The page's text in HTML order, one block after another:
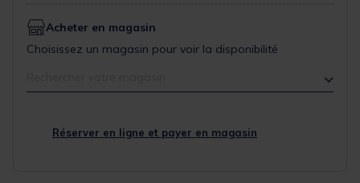
Acheter en magasin
Choisissez un magasin pour voir la disponibilité
Réserver en ligne et payer en magasin